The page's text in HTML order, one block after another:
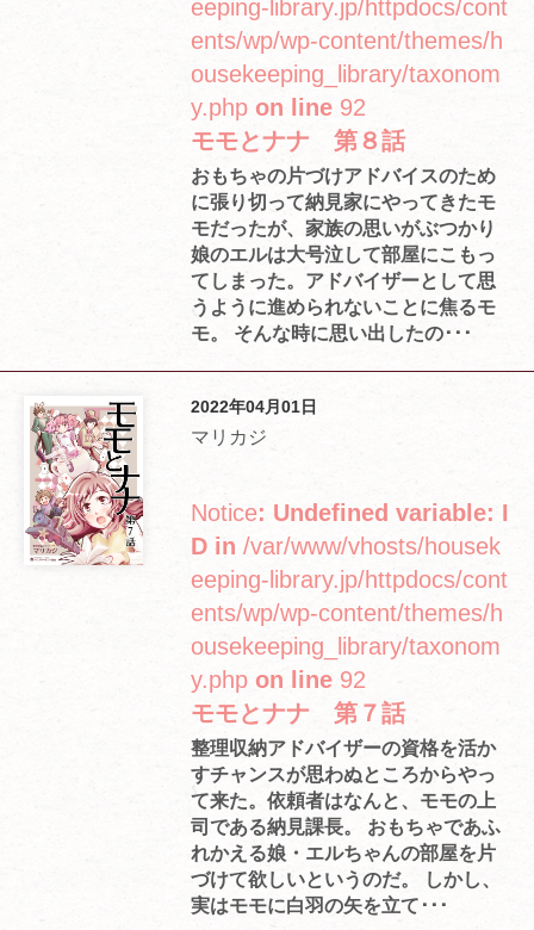
eeping-library.jp/httpdocs/cont
ents/wp/wp-content/themes/h
ousekeeping_library/taxonom
y.php on line 92
モモとナナ 第８話
おもちゃの片づけアドバイスのため
に張り切って納見家にやってきたモ
モだったが、家族の思いがぶつかり
娘のエルは大号泣して部屋にこもっ
てしまった。アドバイザーとして思
うように進められないことに焦るモ
モ。 そんな時に思い出したの･･･
2022年04月01日
マリカジ
Notice: Undefined variable: I
D in /var/www/vhosts/housek
eeping-library.jp/httpdocs/cont
ents/wp/wp-content/themes/h
ousekeeping_library/taxonom
y.php on line 92
モモとナナ 第７話
整理収納アドバイザーの資格を活か
すチャンスが思わぬところからやっ
て来た。依頼者はなんと、モモの上
司である納見課長。 おもちゃであふ
れかえる娘・エルちゃんの部屋を片
づけて欲しいというのだ。 しかし、
実はモモに白羽の矢を立て･･･